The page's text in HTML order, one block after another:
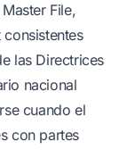
File,
las Directrices
nacional
cuando el
con partes